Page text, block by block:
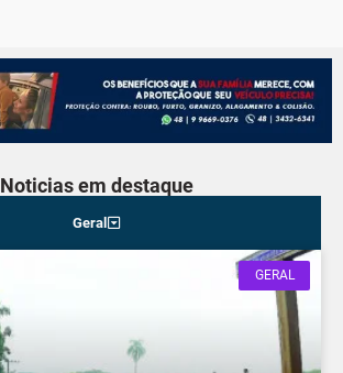
Noticias em destaque
Geral
GERAL